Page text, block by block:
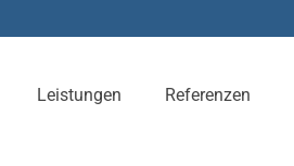
Leistungen Referenzen